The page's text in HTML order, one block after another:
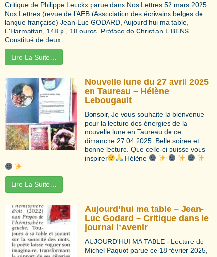
Critique de Philippe Leuckx parue dans Nos Lettres 52 mars 2025
Nos Lettres (revue de l’AEB (Association des écrivains belges de
langue française) Jean-Luc GODARD, Aujourd'hui ma table,
L'Harmattan, 148 p., 18 euros. Préface de Christian LIBENS.
Constitué de deux ...
Lire La Suite…
Nouvelle lune du 27 avril 2025
en Taureau – Hélène
Lebougault
Bonsoir, Je vous souhaite la bienvenue
pour la lecture des énergies de la
nouvelle lune en Taureau de ce
dimanche 27.04.2025. Belle soirée et
bonne lecture. Que celle-ci puisse vous
inspirer
Hélène
Lire La Suite…
Aujourd’hui ma table – Jean-
Luc Godard – Critique dans le
journal l’Avenir
AUJOURD'HUI MA TABLE - Lecture de
Michel Paquot parue ce 18 février 2025,